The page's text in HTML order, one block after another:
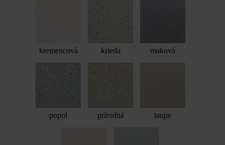
kremencová krieda maková
popol prírodná taupe